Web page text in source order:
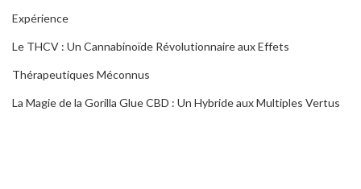
Expérience
Le THCV : Un Cannabinoïde Révolutionnaire aux Effets
Thérapeutiques Méconnus
La Magie de la Gorilla Glue CBD : Un Hybride aux Multiples Vertus